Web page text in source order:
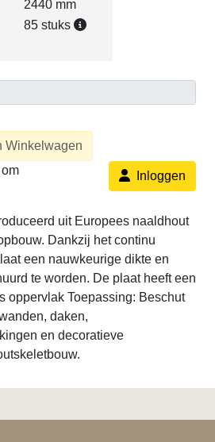
2440 mm
85 stuks
Winkelwagen
Inloggen
uit Europees naaldhout
Dankzij het continu
een nauwkeurige dikte en
te worden. De plaat heeft een
oppervlak Toepassing: Beschut
daken,
en decoratieve